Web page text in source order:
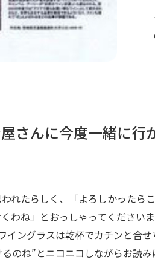
さんに今度一緒に行
れたらしく、「よろしかった
わね」とおっしゃってくださいま
ングラスは乾杯でカチンと合
のね”とニコニコしながらお読